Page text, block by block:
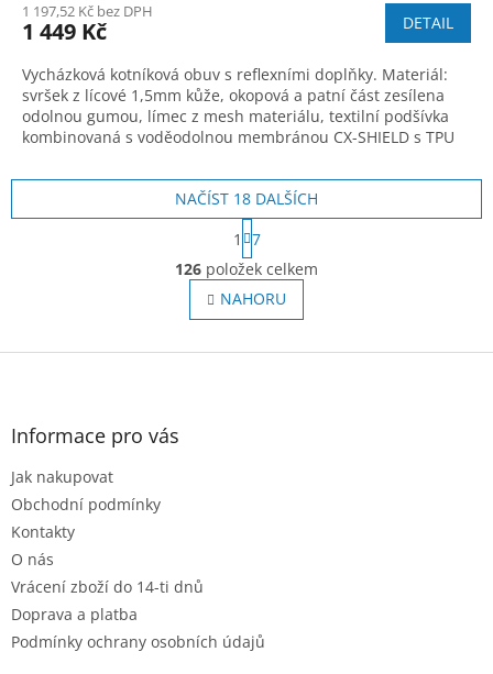
1 197,52 Kč bez DPH
1 449 Kč DETAIL
Vycházková kotníková obuv s reflexními doplňky. Materiál:
svršek z lícové 1,5mm kůže, okopová a patní část zesílena
odolnou gumou, límec z mesh materiálu, textilní podšívka
kombinovaná s voděodolnou membránou CX-SHIELD s TPU
O
v
l
á
u
NAČÍST 18 DALŠÍCH
S
t
r
á
n
k
v
1
7
126 položek celkem
NAHORU
Z
Informace pro vás
Jak nakupovat
Obchodní podmínky
Kontakty
O nás
Vrácení zboží do 14-ti dnů
Doprava a platba
Podmínky ochrany osobních údajů